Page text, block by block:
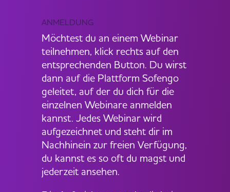
ANMELDUNG
Möchtest du an einem Webinar
teilnehmen, klick rechts auf den
entsprechenden Button. Du wirst
dann auf die Plattform Sofengo
geleitet, auf der du dich für die
einzelnen Webinare anmelden
kannst. Jedes Webinar wird
aufgezeichnet und steht dir im
Nachhinein zur freien Verfügung,
du kannst es so oft du magst und
jederzeit ansehen.